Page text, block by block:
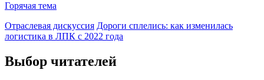
Горячая тема
Отраслевая дискуссия Дороги сплелись: как изменилась
логистика в ЛПК с 2022 года
Выбор читателей